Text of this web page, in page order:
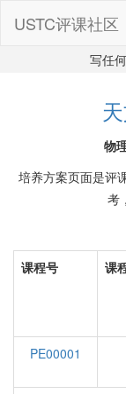
USTC评课社区
写任
物
培养方案页面是评
考
课程号 课
PE00001